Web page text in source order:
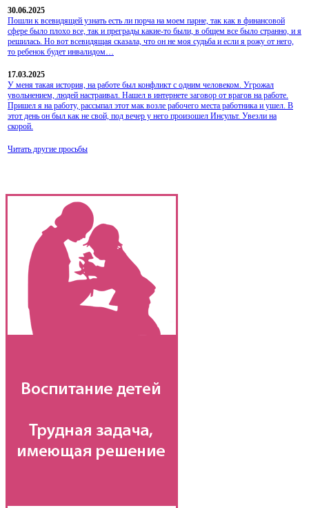
30.06.2025
Пошли к всевидящей узнать есть ли порча на моем парне, так как в финансовой
сфере было плохо все, так и преграды какие-то были, в общем все было странно, и я
решилась. Но вот всевидящая сказала, что он не моя судьба и если я рожу от него,
то ребенок будет инвалидом…
17.03.2025
У меня такая история, на работе был конфликт с одним человеком. Угрожал
увольнением, людей настраивал. Нашел в интернете заговор от врагов на работе.
Пришел я на работу, рассыпал этот мак возле рабочего места работника и ушел. В
этот день он был как не свой, под вечер у него произошел Инсульт. Увезли на
скорой.
Читать другие просьбы